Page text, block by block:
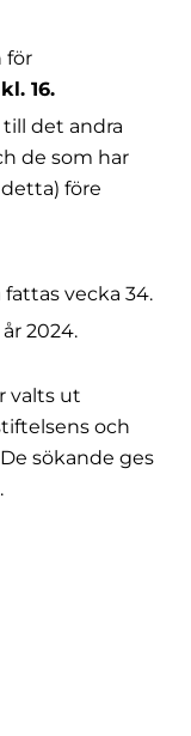
för
16.
det andra
de som har
före
vecka 34.
2024.
valts ut
och
sökande ges